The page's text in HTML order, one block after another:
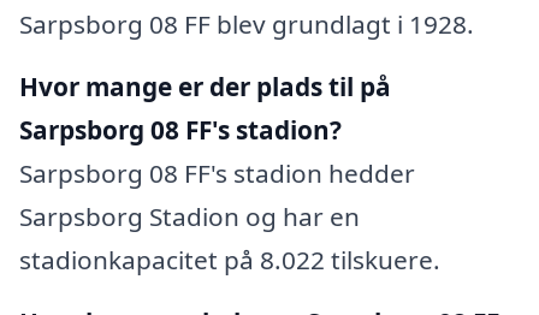
Sarpsborg 08 FF blev grundlagt i 1928.
Hvor mange er der plads til på
Sarpsborg 08 FF's stadion?
Sarpsborg 08 FF's stadion hedder
Sarpsborg Stadion og har en
stadionkapacitet på 8.022 tilskuere.